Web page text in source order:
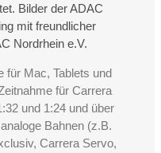
Bilder der ADAC
mit freundlicher
Nordrhein e.V.
für Mac, Tablets und
für Carrera
und 1:24 und über
Bahnen (z.B.
Carrera Servo,